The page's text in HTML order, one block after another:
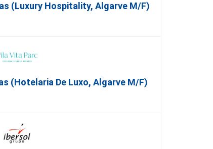
(Luxury Hospitality, Algarve M/F)
(Hotelaria De Luxo, Algarve M/F)